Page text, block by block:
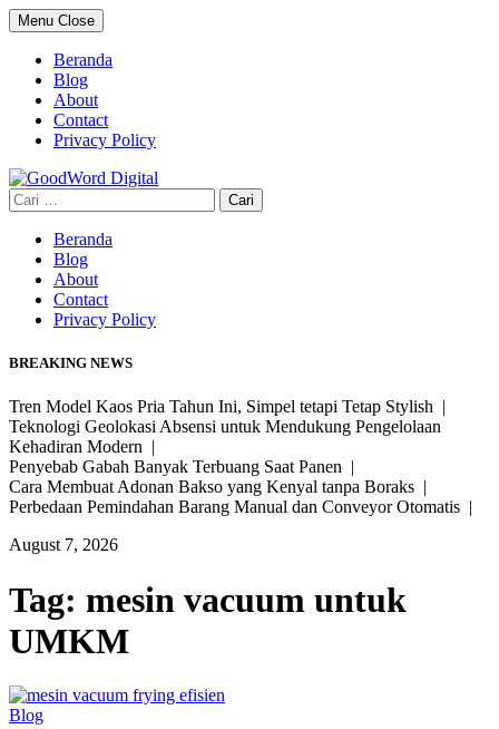
Skip
to
content
Menu Close
Beranda
Blog
About
Contact
Privacy Policy
Cari
untuk:
Beranda
Blog
About
Contact
Privacy Policy
BREAKING NEWS
Tren Model Kaos Pria Tahun Ini, Simpel tetapi Tetap Stylish |
Teknologi Geolokasi Absensi untuk Mendukung Pengelolaan
Kehadiran Modern |
Penyebab Gabah Banyak Terbuang Saat Panen |
Cara Membuat Adonan Bakso yang Kenyal tanpa Boraks |
Perbedaan Pemindahan Barang Manual dan Conveyor Otomatis |
August 7, 2026
Tag: mesin vacuum untuk
UMKM
Blog